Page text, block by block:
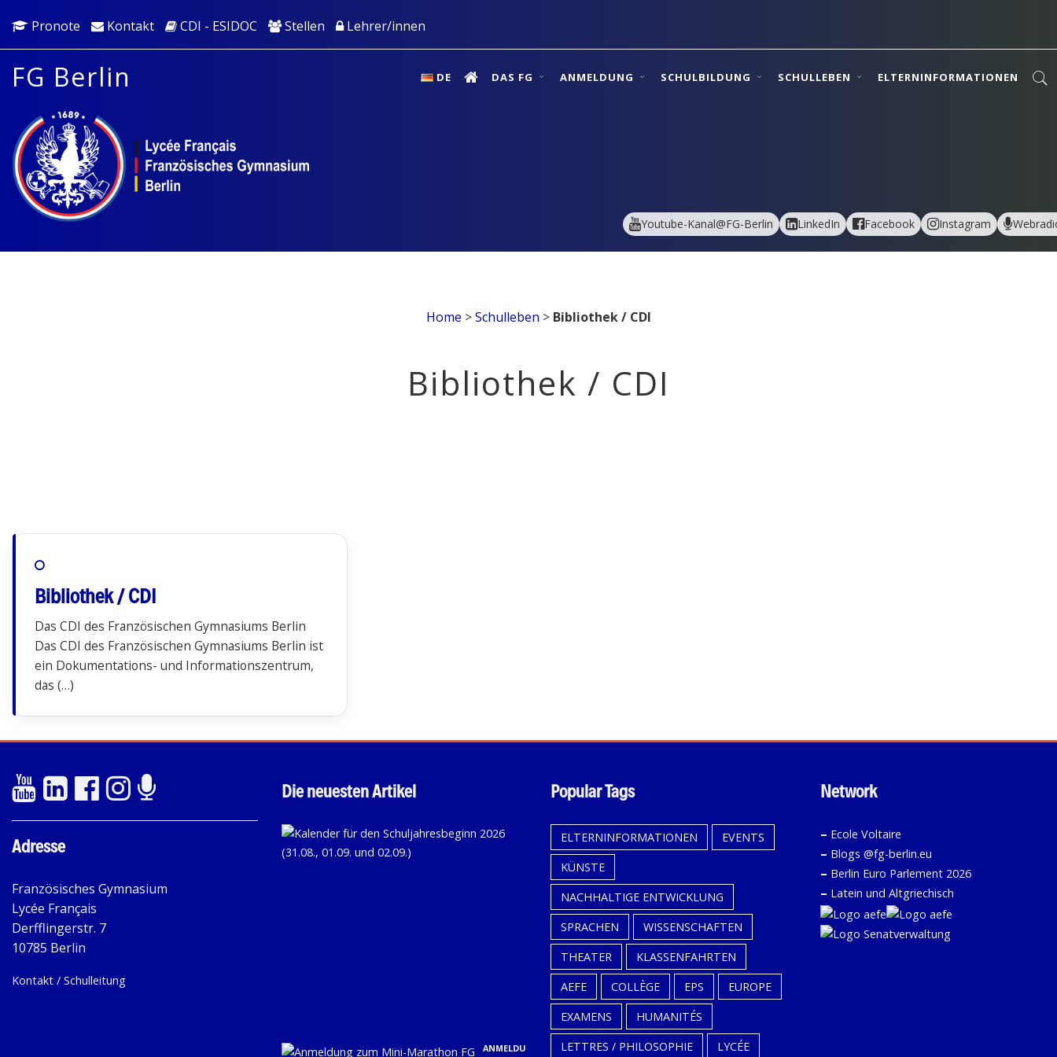
Pronote Kontakt CDI - ESIDOC Stellen Lehrer/innen
FG Berlin DE DAS FG ANMELDUNG SCHULBILDUNG SCHULLEBEN ELTERNINFORMATIONEN
Youtube-Kanal@FG-Berlin LinkedIn Facebook Instagram
Home >Schulleben > Bibliothek / CDI
Bibliothek / CDI
Bibliothek / CDI
Das CDI des Französischen Gymnasiums Berlin
Das CDI des Französischen Gymnasiums Berlin ist
ein Dokumentations- und Informationszentrum,
das (…)
Adresse
Französisches Gymnasium
Lycée Français
Derfflingerstr. 7
10785 Berlin
Kontakt / Schulleitung
Die neuesten Artikel
KALENDER
SCHULJAHRESBEGINN
(31.08.,
02.09.)
ANMELDUNG
Popular Tags
ELTERNINFORMATIONEN
EVENTS
KÜNSTE
NACHHALTIGE ENTWICKLUNG
SPRACHEN
WISSENSCHAFTEN
THEATER
KLASSENFAHRTEN
AEFE
COLLÈGE EPS
EUROPE
EXAMENS
HUMANITÉS
LETTRES / PHILOSOPHIE
LYCÉE
Network
– Ecole Voltaire
– Blogs @fg-berlin.eu
– Berlin Euro Parlement 2026
– Latein und Altgriechisch